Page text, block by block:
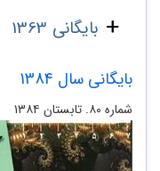
بایگانی 1363
بایگانی سال 1384
شماره ۸۰. تابستان ۱۳۸۴